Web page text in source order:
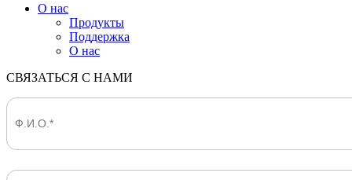
О нас
Продукты
Поддержка
О нас
СВЯЗАТЬСЯ С НАМИ